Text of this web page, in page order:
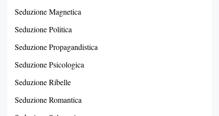
Seduzione Magnetica
Seduzione Politica
Seduzione Propagandistica
Seduzione Psicologica
Seduzione Ribelle
Seduzione Romantica